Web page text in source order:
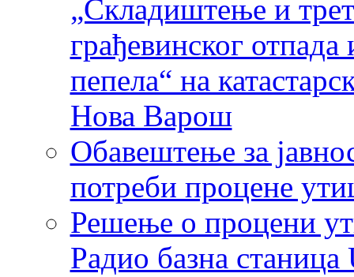
„Складиштење и
грађевинског отпада
пепела“ на
Нова Варош
Обавештење за
потреби процене
Решење о процени
Радио базна